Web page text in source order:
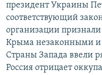
президент Украины
соответствующий
организации
Крыма незаконными и
Страны Запада ввели
Россия отрицает